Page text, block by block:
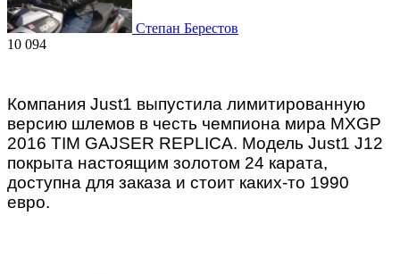
Степан Берестов
10 094
Компания Just1 выпустила лимитированную
версию шлемов в честь чемпиона мира MXGP
2016 TIM GAJSER REPLICA. Модель Just1 J12
покрыта настоящим золотом 24 карата,
доступна для заказа и стоит каких-то 1990
евро.